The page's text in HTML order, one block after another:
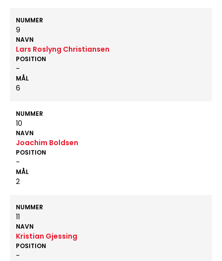
NUMMER
9
NAVN
Lars Roslyng Christiansen
POSITION
-
MÅL
6
NUMMER
10
NAVN
Joachim Boldsen
POSITION
-
MÅL
2
NUMMER
11
NAVN
Kristian Gjessing
POSITION
-